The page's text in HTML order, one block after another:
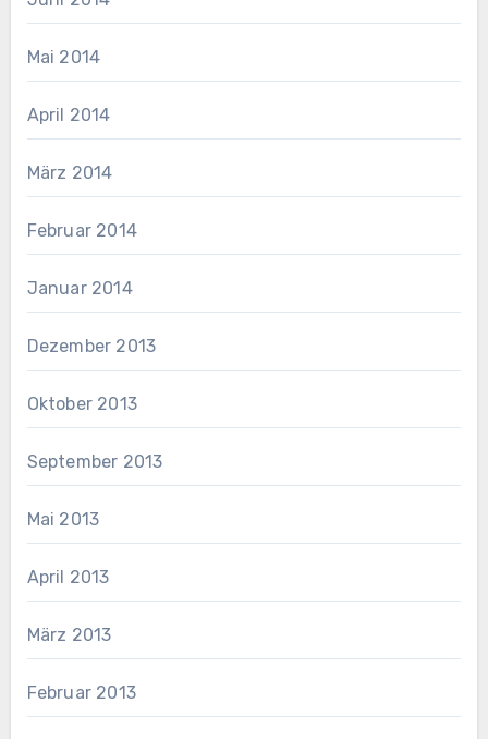
Mai 2014
April 2014
März 2014
Februar 2014
Januar 2014
Dezember 2013
Oktober 2013
September 2013
Mai 2013
April 2013
März 2013
Februar 2013